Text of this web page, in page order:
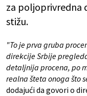
za poljoprivredna
stižu.
"To je prva gruba
direkcije Srbije
detaljnija procena, po
realna šteta onoga što
dodajući da govori o